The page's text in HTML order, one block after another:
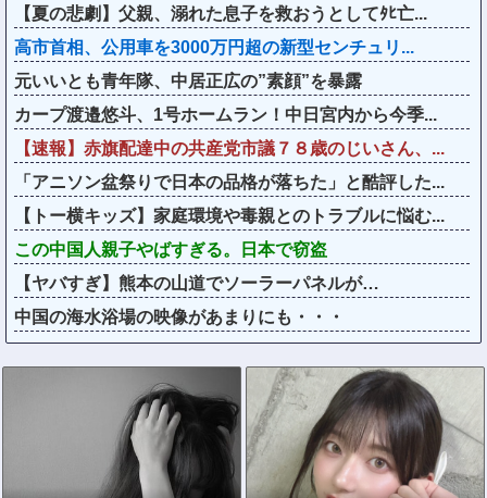
【夏の悲劇】父親、溺れた息子を救おうとしてﾀﾋ亡...
高市首相、公用車を3000万円超の新型センチュリ...
元いいとも青年隊、中居正広の”素顔”を暴露
カープ渡邉悠斗、1号ホームラン！中日宮内から今季...
【速報】赤旗配達中の共産党市議７８歳のじいさん、...
「アニソン盆祭りで日本の品格が落ちた」と酷評した...
【トー横キッズ】家庭環境や毒親とのトラブルに悩む...
この中国人親子やばすぎる。日本で窃盗
【ヤバすぎ】熊本の山道でソーラーパネルが…
中国の海水浴場の映像があまりにも・・・